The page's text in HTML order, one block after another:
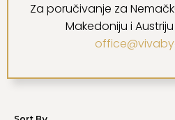
Za poručivanje za
Makedoniju i